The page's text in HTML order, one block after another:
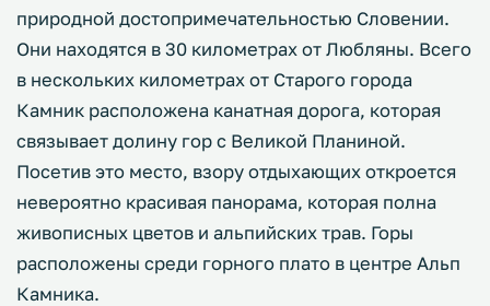
природной достопримечательностью Словении.
Они находятся в 30 километрах от Любляны. Всего
в нескольких километрах от Старого города
Камник расположена канатная дорога, которая
связывает долину гор с Великой Планиной.
Посетив это место, взору отдыхающих откроется
невероятно красивая панорама, которая полна
живописных цветов и альпийских трав. Горы
расположены среди горного плато в центре Альп
Камника.